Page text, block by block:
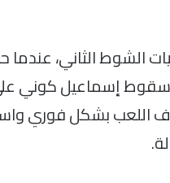
الشوط الثاني، عندما
إسماعيل كوني
اللعب بشكل فوري